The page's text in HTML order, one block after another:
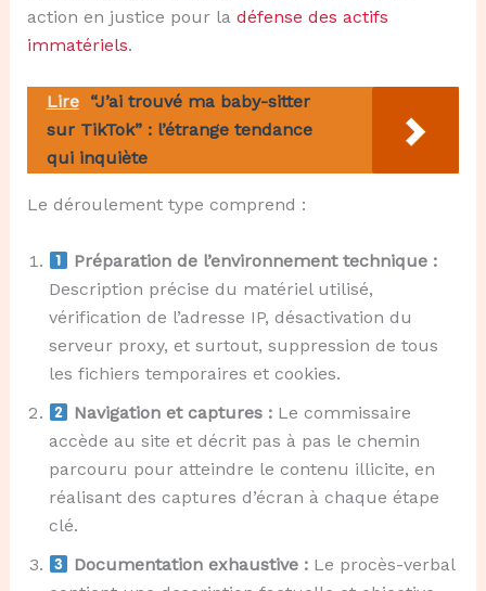
action en justice pour la défense des actifs
immatériels.
Lire “J’ai trouvé ma baby-sitter
sur TikTok” : l’étrange tendance
qui inquiète
Le déroulement type comprend :
Préparation de l’environnement technique :
Description précise du matériel utilisé,
vérification de l’adresse IP, désactivation du
serveur proxy, et surtout, suppression de tous
les fichiers temporaires et cookies.
Navigation et captures :Le commissaire
accède au site et décrit pas à pas le chemin
parcouru pour atteindre le contenu illicite, en
réalisant des captures d’écran à chaque étape
clé.
Documentation exhaustive :Le procès-verbal